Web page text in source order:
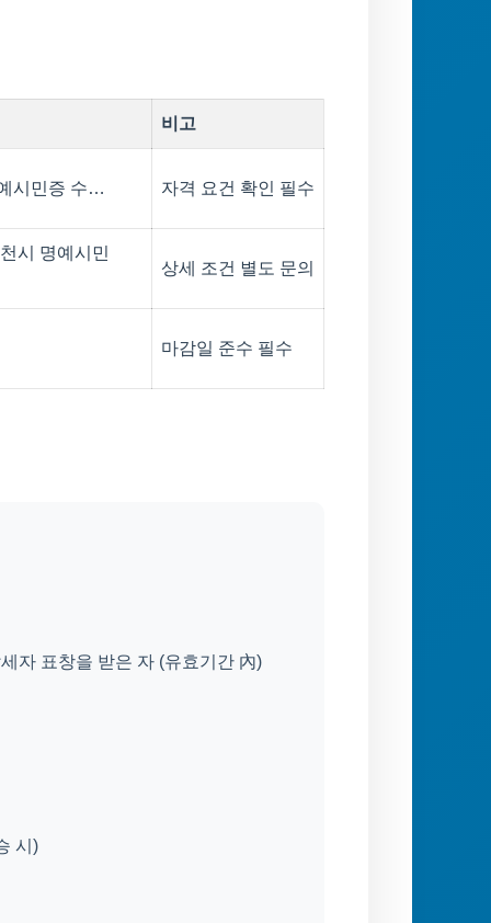
비고
시민증 수… 자격 요건 확인 필수
시 명예시민
상세 조건 별도 문의
마감일 준수 필수
자 표창을 받은 자 (유효기간 內)
시)